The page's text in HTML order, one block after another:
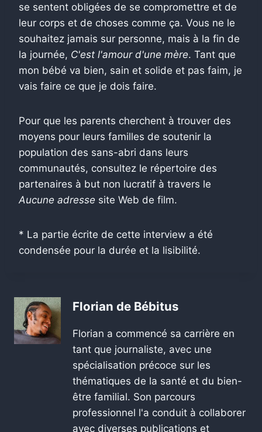
se sentent obligées de se compromettre et de
leur corps et de choses comme ça. Vous ne le
souhaitez jamais sur personne, mais à la fin de
la journée, C'est l'amour d'une mère. Tant que
mon bébé va bien, sain et solide et pas faim, je
vais faire ce que je dois faire.
Pour que les parents cherchent à trouver des
moyens pour leurs familles de soutenir la
population des sans-abri dans leurs
communautés, consultez le répertoire des
partenaires à but non lucratif à travers le
Aucune adresse site Web de film.
* La partie écrite de cette interview a été
condensée pour la durée et la lisibilité.
Florian de Bébitus
Florian a commencé sa carrière en
tant que journaliste, avec une
spécialisation précoce sur les
thématiques de la santé et du bien-
être familial. Son parcours
professionnel l'a conduit à collaborer
avec diverses publications et